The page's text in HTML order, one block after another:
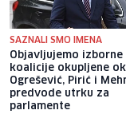
SAZNALI SMO IMENA
Objavljujemo izborne
koalicije okupljene
Ogrešević, Pirić i
predvode utrku za
parlamente